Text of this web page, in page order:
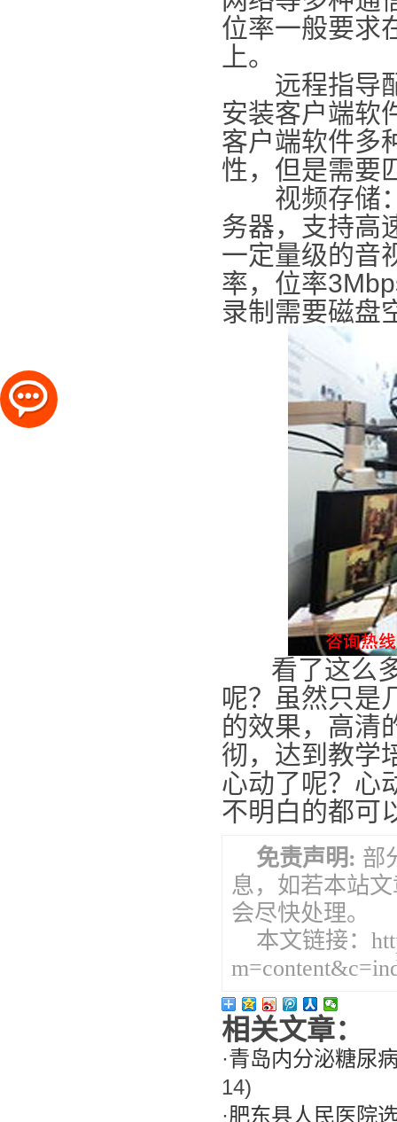
位率一般要求
上。
远程指导配
安装客户端软
客户端软件多
性，但是需要
视频存储：
务器，支持高
一定量级的音
率，位率
录制需要磁盘
看了这么多
呢？虽然只是
的效果，高清
彻，达到教学
心动了呢？心
不明白的都可
免责声明: 部
息，如若本站
会尽快处理。
本文链接：
相关文章：
·青岛内分泌糖尿
14)
·肥东县人民医院